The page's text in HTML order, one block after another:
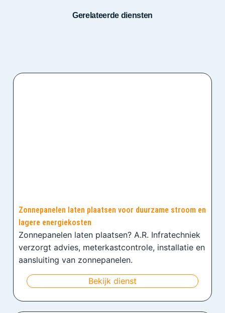
Gerelateerde diensten
Zonnepanelen laten plaatsen voor duurzame stroom en
lagere energiekosten
Zonnepanelen laten plaatsen? A.R. Infratechniek
verzorgt advies, meterkastcontrole, installatie en
aansluiting van zonnepanelen.
Bekijk dienst